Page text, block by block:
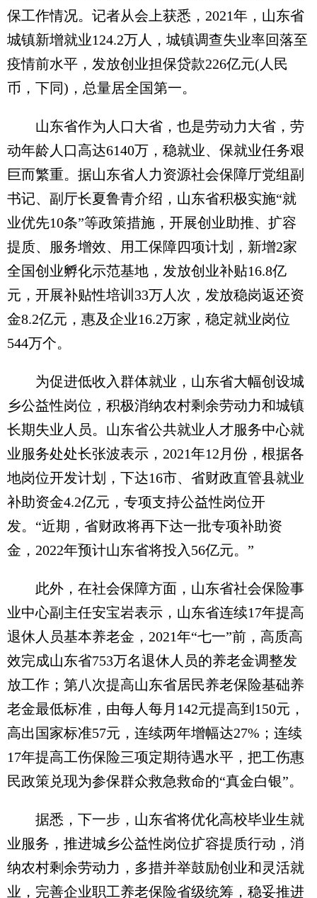
保工作情况。记者从会上获悉，2021年，山东省
城镇新增就业124.2万人，城镇调查失业率回落至
疫情前水平，发放创业担保贷款226亿元(人民
币，下同)，总量居全国第一。
山东省作为人口大省，也是劳动力大省，劳
动年龄人口高达6140万，稳就业、保就业任务艰
巨而繁重。据山东省人力资源社会保障厅党组副
书记、副厅长夏鲁青介绍，山东省积极实施“就
业优先10条”等政策措施，开展创业助推、扩容
提质、服务增效、用工保障四项计划，新增2家
全国创业孵化示范基地，发放创业补贴16.8亿
元，开展补贴性培训33万人次，发放稳岗返还资
金8.2亿元，惠及企业16.2万家，稳定就业岗位
544万个。
为促进低收入群体就业，山东省大幅创设城
乡公益性岗位，积极消纳农村剩余劳动力和城镇
长期失业人员。山东省公共就业人才服务中心就
业服务处处长张波表示，2021年12月份，根据各
地岗位开发计划，下达16市、省财政直管县就业
补助资金4.2亿元，专项支持公益性岗位开
发。“近期，省财政将再下达一批专项补助资
金，2022年预计山东省将投入56亿元。”
此外，在社会保障方面，山东省社会保险事
业中心副主任安宝岩表示，山东省连续17年提高
退休人员基本养老金，2021年“七一”前，高质高
效完成山东省753万名退休人员的养老金调整发
放工作；第八次提高山东省居民养老保险基础养
老金最低标准，由每人每月142元提高到150元，
高出国家标准57元，连续两年增幅达27%；连续
17年提高工伤保险三项定期待遇水平，把工伤惠
民政策兑现为参保群众救急救命的“真金白银”。
据悉，下一步，山东省将优化高校毕业生就
业服务，推进城乡公益性岗位扩容提质行动，消
纳农村剩余劳动力，多措并举鼓励创业和灵活就
业，完善企业职工养老保险省级统筹，稳妥推进